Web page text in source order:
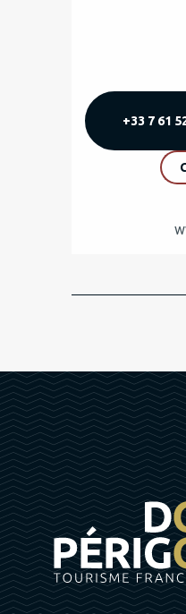
+33 7 61